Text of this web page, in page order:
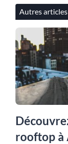
Autres articles
rooftop à